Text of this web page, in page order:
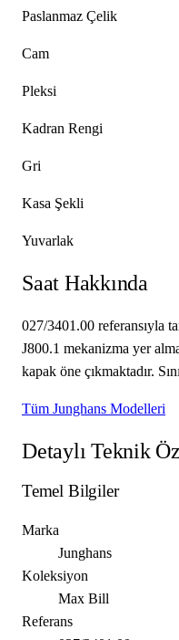
Paslanmaz Çelik
Cam
Pleksi
Kadran Rengi
Gri
Kasa Şekli
Yuvarlak
Saat Hakkında
027/3401.00 referansıyla
J800.1 mekanizma yer
kapak öne çıkmaktadır.
Tüm Junghans Modelleri
Detaylı Teknik
Temel Bilgiler
Marka
Junghans
Koleksiyon
Max Bill
Referans